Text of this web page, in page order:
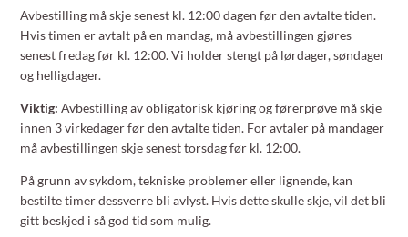
Avbestilling må skje senest kl. 12:00 dagen før den avtalte tiden.
Hvis timen er avtalt på en mandag, må avbestillingen gjøres
senest fredag før kl. 12:00. Vi holder stengt på lørdager, søndager
og helligdager.
Viktig: Avbestilling av obligatorisk kjøring og førerprøve må skje
innen 3 virkedager før den avtalte tiden. For avtaler på mandager
må avbestillingen skje senest torsdag før kl. 12:00.
På grunn av sykdom, tekniske problemer eller lignende, kan
bestilte timer dessverre bli avlyst. Hvis dette skulle skje, vil det bli
gitt beskjed i så god tid som mulig.